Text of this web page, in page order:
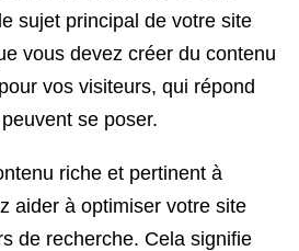
sujet principal de votre site
vous devez créer du contenu
vos visiteurs, qui répond
se poser.
riche et pertinent à
aider à optimiser votre site
de recherche. Cela signifie